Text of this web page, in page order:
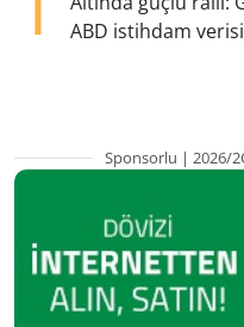
ABD istihdam
Sponsorlu | 2026/